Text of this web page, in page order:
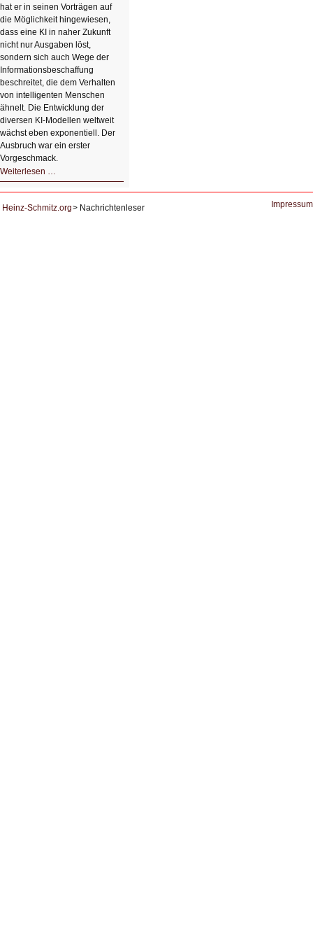
hat er in seinen Vorträgen auf
die Möglichkeit hingewiesen,
dass eine KI in naher Zukunft
nicht nur Ausgaben löst,
sondern sich auch Wege der
Informationsbeschaffung
beschreitet, die dem Verhalten
von intelligenten Menschen
ähnelt. Die Entwicklung der
diversen KI-Modellen weltweit
wächst eben exponentiell. Der
Ausbruch war ein erster
Vorgeschmack.
Weiterlesen …
Der
KI
Heinz-Schmitz.org Nachrichtenleser Impressum